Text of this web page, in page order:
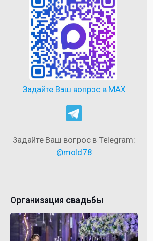
Задайте Ваш вопрос в MAX
Задайте Ваш вопрос в Telegram:
@mold78
Организация свадьбы